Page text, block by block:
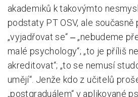
akademiků k takovýmto
podstaty PT OSV, ale současně
„vyjadřovat se“ ‒ „nebudeme
malé psychology“; „to je příliš
akreditovat“; „to se nemusí
umějí“. Jenže kdo z učitelů
„postgraduálem“ v aplikované